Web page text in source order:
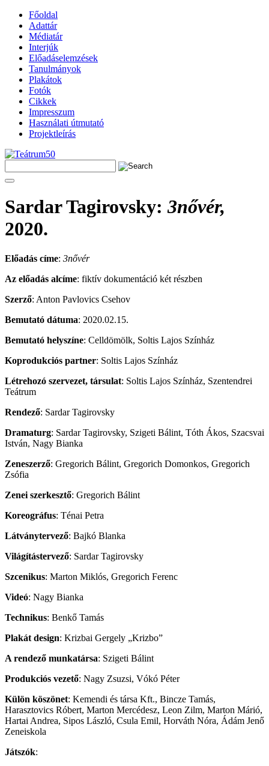
Főoldal
Adattár
Médiatár
Interjúk
Előadáselemzések
Tanulmányok
Plakátok
Fotók
Cikkek
Impresszum
Használati útmutató
Projektleírás
Sardar Tagirovsky:3nővér,
2020.
Előadás címe: 3nővér
Az előadás alcíme: fiktív dokumentáció két részben
Szerző: Anton Pavlovics Csehov
Bemutató dátuma: 2020.02.15.
Bemutató helyszíne: Celldömölk, Soltis Lajos Színház
Koprodukciós partner: Soltis Lajos Színház
Létrehozó szervezet, társulat: Soltis Lajos Színház, Szentendrei
Teátrum
Rendező: Sardar Tagirovsky
Dramaturg: Sardar Tagirovsky, Szigeti Bálint, Tóth Ákos, Szacsvai
István, Nagy Bianka
Zeneszerző: Gregorich Bálint, Gregorich Domonkos, Gregorich
Zsófia
Zenei szerkesztő: Gregorich Bálint
Koreográfus: Ténai Petra
Látványtervező: Bajkó Blanka
Világítástervező: Sardar Tagirovsky
Szcenikus: Marton Miklós, Gregorich Ferenc
Videó: Nagy Bianka
Technikus: Benkő Tamás
Plakát design: Krizbai Gergely „Krizbo”
A rendező munkatársa: Szigeti Bálint
Produkciós vezető: Nagy Zsuzsi, Vókó Péter
Külön köszönet: Kemendi és társa Kft., Bincze Tamás,
Harasztovics Róbert, Marton Mercédesz, Leon Zilm, Marton Márió,
Hartai Andrea, Sipos László, Csula Emil, Horváth Nóra, Ádám Jenő
Zeneiskola
Játszók: